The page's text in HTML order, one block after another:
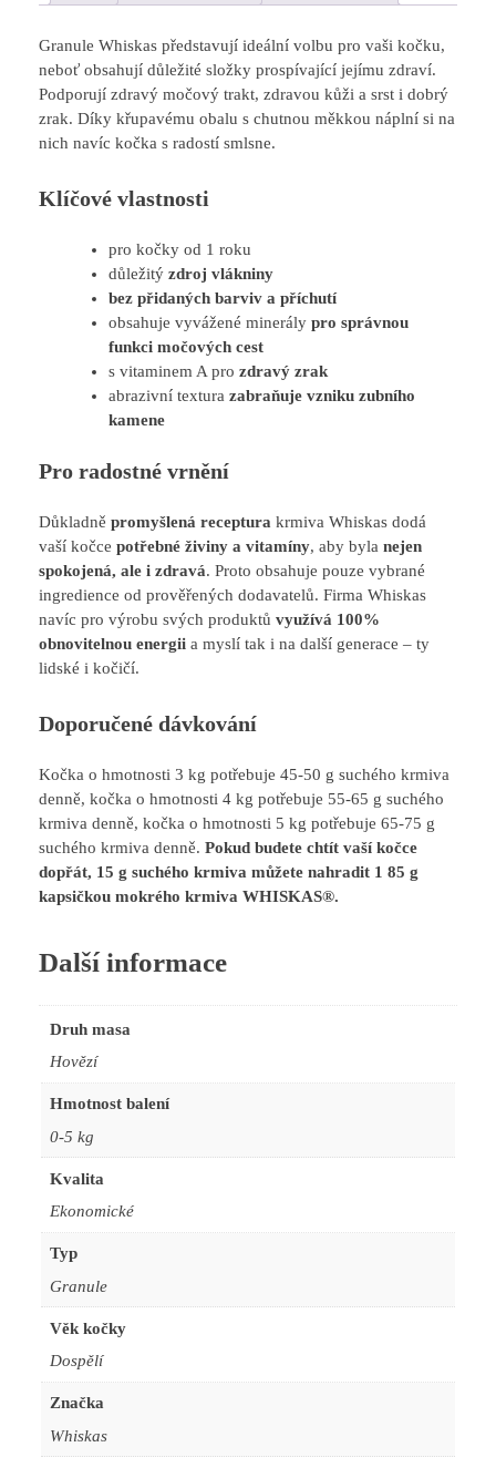
Granule Whiskas představují ideální volbu pro vaši kočku,
neboť obsahují důležité složky prospívající jejímu zdraví.
Podporují zdravý močový trakt, zdravou kůži a srst i dobrý
zrak. Díky křupavému obalu s chutnou měkkou náplní si na
nich navíc kočka s radostí smlsne.
Klíčové vlastnosti
pro kočky od 1 roku
důležitý zdroj vlákniny
bez přidaných barviv a příchutí
obsahuje vyvážené minerály pro správnou
funkci močových cest
s vitaminem A pro zdravý zrak
abrazivní textura zabraňuje vzniku zubního
kamene
Pro radostné vrnění
Důkladně promyšlená receptura krmiva Whiskas dodá
vaší kočce potřebné živiny a vitamíny, aby byla nejen
spokojená, ale i zdravá. Proto obsahuje pouze vybrané
ingredience od prověřených dodavatelů. Firma Whiskas
navíc pro výrobu svých produktů využívá 100%
obnovitelnou energii a myslí tak i na další generace – ty
lidské i kočičí.
Doporučené dávkování
Kočka o hmotnosti 3 kg potřebuje 45-50 g suchého krmiva
denně, kočka o hmotnosti 4 kg potřebuje 55-65 g suchého
krmiva denně, kočka o hmotnosti 5 kg potřebuje 65-75 g
suchého krmiva denně. Pokud budete chtít vaší kočce
dopřát, 15 g suchého krmiva můžete nahradit 1 85 g
kapsičkou mokrého krmiva WHISKAS®.
Další informace
Druh masa
Hovězí
Hmotnost balení
0-5 kg
Kvalita
Ekonomické
Typ
Granule
Věk kočky
Dospělí
Značka
Whiskas